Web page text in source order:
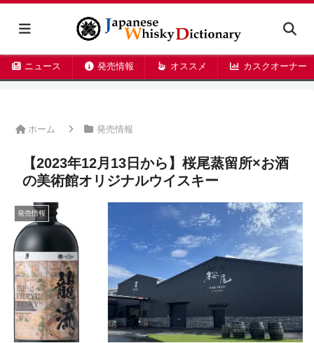
ニュース 発売情報 オススメ カスクオーナー
ホーム 発売情報
【2023年12月13日から】桜尾蒸留所×お酒
の美術館オリジナルウイスキー
発売情報